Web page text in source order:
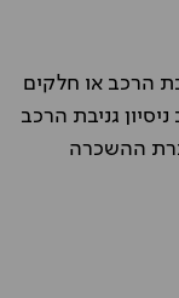
הרכב או חלקים
גניבת הרכב
ההשכרה